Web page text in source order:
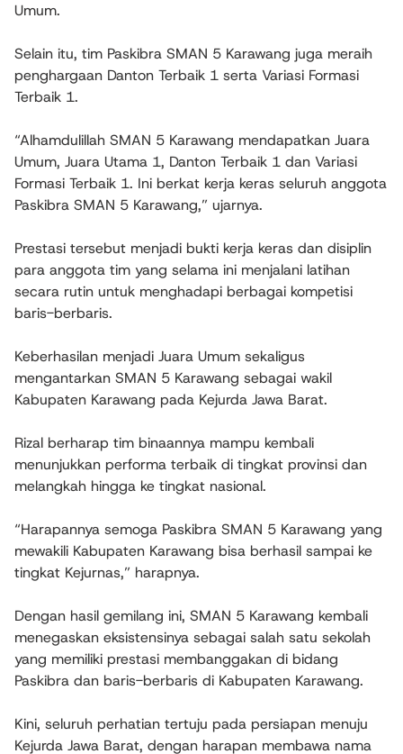
Umum.
Selain itu, tim Paskibra SMAN 5 Karawang juga meraih
penghargaan Danton Terbaik 1 serta Variasi Formasi
Terbaik 1.
“Alhamdulillah SMAN 5 Karawang mendapatkan Juara
Umum, Juara Utama 1, Danton Terbaik 1 dan Variasi
Formasi Terbaik 1. Ini berkat kerja keras seluruh anggota
Paskibra SMAN 5 Karawang,” ujarnya.
Prestasi tersebut menjadi bukti kerja keras dan disiplin
para anggota tim yang selama ini menjalani latihan
secara rutin untuk menghadapi berbagai kompetisi
baris-berbaris.
Keberhasilan menjadi Juara Umum sekaligus
mengantarkan SMAN 5 Karawang sebagai wakil
Kabupaten Karawang pada Kejurda Jawa Barat.
Rizal berharap tim binaannya mampu kembali
menunjukkan performa terbaik di tingkat provinsi dan
melangkah hingga ke tingkat nasional.
“Harapannya semoga Paskibra SMAN 5 Karawang yang
mewakili Kabupaten Karawang bisa berhasil sampai ke
tingkat Kejurnas,” harapnya.
Dengan hasil gemilang ini, SMAN 5 Karawang kembali
menegaskan eksistensinya sebagai salah satu sekolah
yang memiliki prestasi membanggakan di bidang
Paskibra dan baris-berbaris di Kabupaten Karawang.
Kini, seluruh perhatian tertuju pada persiapan menuju
Kejurda Jawa Barat, dengan harapan membawa nama